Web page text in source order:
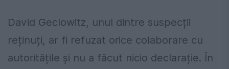
David Geclowitz, unul dintre suspecții
reținuți, ar fi refuzat orice colaborare cu
autoritățile și nu a făcut nicio declarație. În